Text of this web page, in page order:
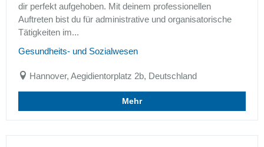
dir perfekt aufgehoben. Mit deinem professionellen
Auftreten bist du für administrative und organisatorische
Tätigkeiten im...
Gesundheits- und Sozialwesen
Hannover, Aegidientorplatz 2b, Deutschland
Mehr